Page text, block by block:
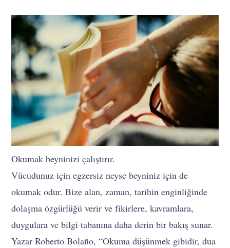
Okumak beyninizi çalıştırır.
Vücudunuz için egzersiz neyse beyniniz için de
okumak odur. Bize alan, zaman, tarihin enginliğinde
dolaşma özgürlüğü verir ve fikirlere, kavramlara,
duygulara ve bilgi tabanına daha derin bir bakış sunar.
Yazar Roberto Bolaño, “Okuma düşünmek gibidir, dua